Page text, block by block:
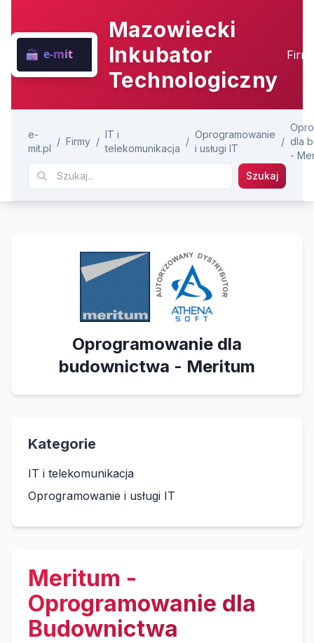
Mazowiecki
Inkubator
Technologiczny
e-
mit.pl
/ Firmy /
IT i
telekomunikacja
/
Oprogramowanie
i usługi IT
/ dla
-
Szukaj
Oprogramowanie dla
budownictwa - Meritum
Kategorie
IT i telekomunikacja
Oprogramowanie i usługi IT
Meritum -
Oprogramowanie dla
Budownictwa